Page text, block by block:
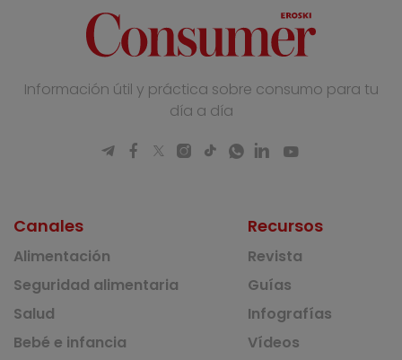
Información útil y práctica sobre consumo para tu
día a día
Canales
Alimentación
Seguridad alimentaria
Salud
Bebé e infancia
Recursos
Revista
Guías
Infografías
Vídeos